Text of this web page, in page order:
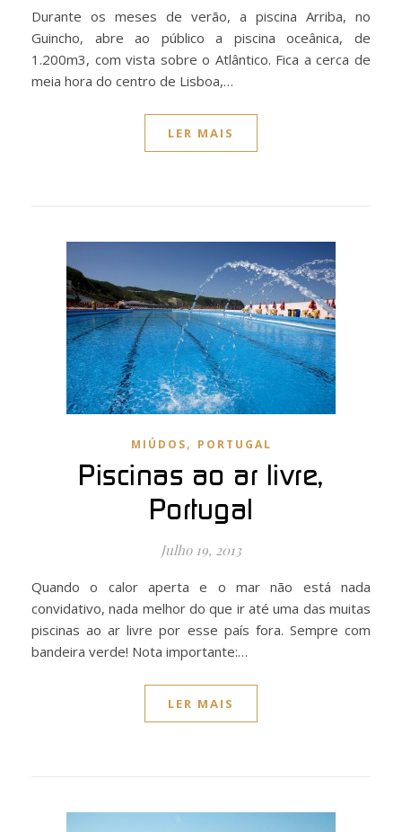
Durante os meses de verão, a piscina Arriba, no
Guincho, abre ao público a piscina oceânica, de
1.200m3, com vista sobre o Atlântico. Fica a cerca de
meia hora do centro de Lisboa,…
LER MAIS
MIÚDOS, PORTUGAL
Piscinas ao ar livre,
Portugal
Julho 19, 2013
Quando o calor aperta e o mar não está nada
convidativo, nada melhor do que ir até uma das muitas
piscinas ao ar livre por esse país fora. Sempre com
bandeira verde! Nota importante:…
LER MAIS